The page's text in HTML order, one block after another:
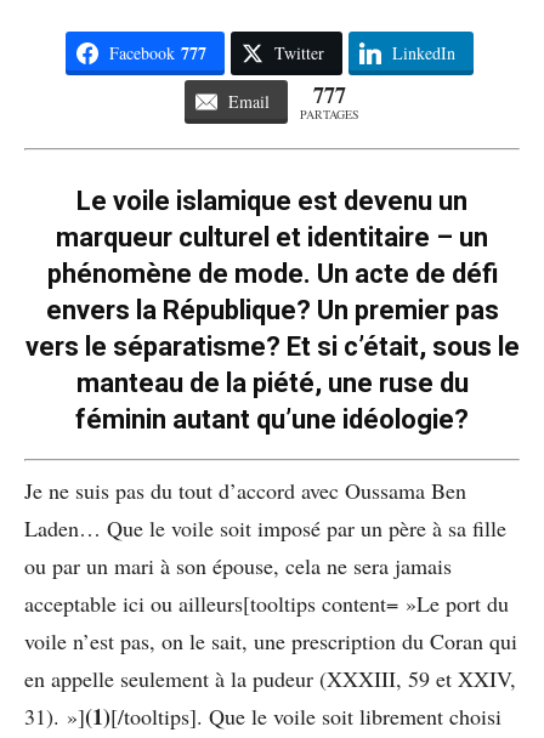
Facebook 777 Twitter LinkedIn
Email 777
PARTAGES
Le voile islamique est devenu un
marqueur culturel et identitaire – un
phénomène de mode. Un acte de défi
envers la République? Un premier pas
vers le séparatisme? Et si c’était, sous le
manteau de la piété, une ruse du
féminin autant qu’une idéologie?
Je ne suis pas du tout d’accord avec Oussama Ben
Laden… Que le voile soit imposé par un père à sa fille
ou par un mari à son épouse, cela ne sera jamais
acceptable ici ou ailleurs[tooltips content= »Le port du
voile n’est pas, on le sait, une prescription du Coran qui
en appelle seulement à la pudeur (XXXIII, 59 et XXIV,
31). »](1)[/tooltips]. Que le voile soit librement choisi